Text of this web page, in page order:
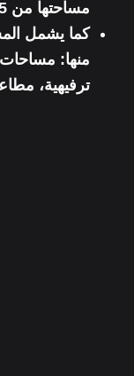
مساحتها من 25 متر مربع وتصل إلى 150 متر مربع.
كما يشمل
منها:
ترفيهية،